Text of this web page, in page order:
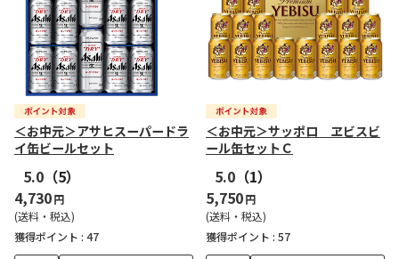
＜お中元＞アサヒスーパードラ
イ缶ビールセット
5.0 （5）
4,730円
(送料・税込)
獲得ポイント : 47
＜お中元＞サッポロ ヱビスビ
ール缶セットＣ
5.0 （1）
5,750円
(送料・税込)
獲得ポイント : 57